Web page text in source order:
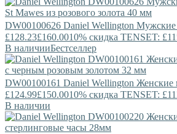
DW00100626 Daniel Wellington Мужские
£128.23£160.0010% скидка TENSET:
В наличииБестселлер
DW00100161 Daniel Wellington
£124.99£150.0010% скидка TENSET:
В наличии